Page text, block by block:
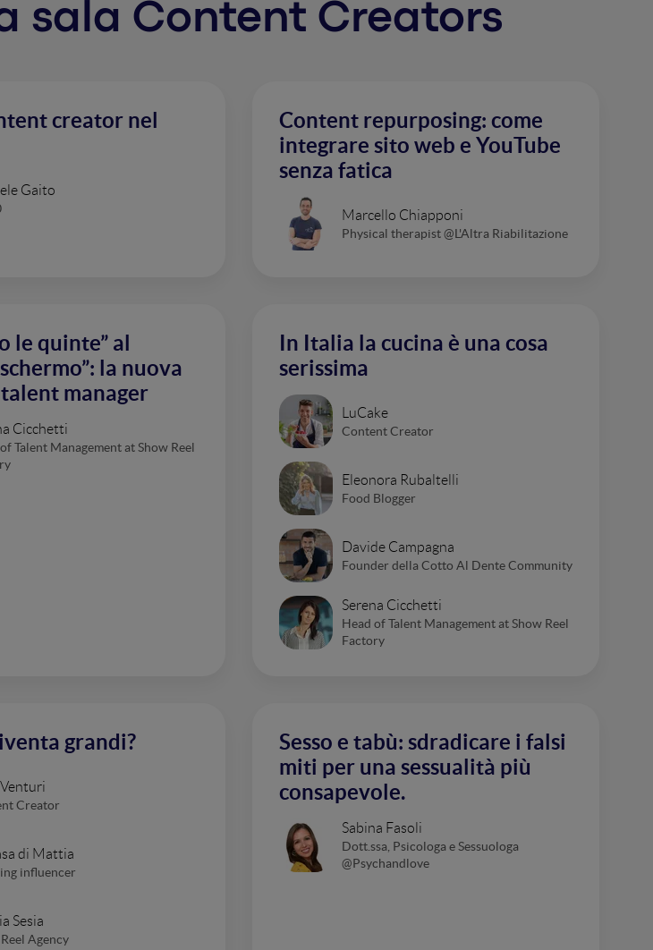
sala Content Creators
creator nel
Gaito
Content repurposing: come
integrare sito web e YouTube
senza fatica
Marcello Chiapponi
Physical therapist @L'Altra Riabilitazione
le quinte” al
la nuova
manager
Cicchetti
Talent Management at Show Reel
In Italia la cucina è una cosa
serissima
LuCake
Content Creator
Eleonora Rubaltelli
Food Blogger
Davide Campagna
Founder della Cotto Al Dente Community
Serena Cicchetti
Head of Talent Management at Show Reel
Factory
grandi?
Creator
di Mattia
influencer
Sesia
Agency
Sesso e tabù: sdradicare i falsi
miti per una sessualità più
consapevole.
Sabina Fasoli
Dott.ssa, Psicologa e Sessuologa
@Psychandlove